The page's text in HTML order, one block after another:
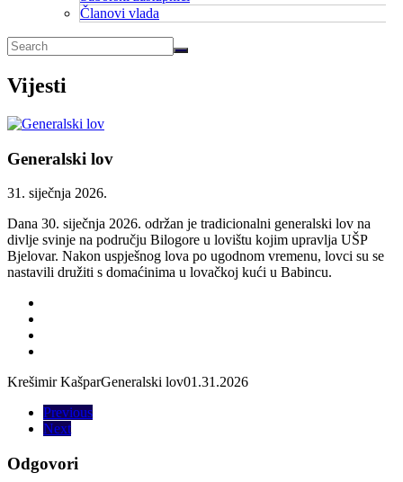
Članovi vlada
Vijesti
Generalski lov
31. siječnja 2026.
Dana 30. siječnja 2026. održan je tradicionalni generalski lov na
divlje svinje na području Bilogore u lovištu kojim upravlja UŠP
Bjelovar. Nakon uspješnog lova po ugodnom vremenu, lovci su se
nastavili družiti s domaćinima u lovačkoj kući u Babincu.
Krešimir KašparGeneralski lov01.31.2026
Previous
Next
Odgovori